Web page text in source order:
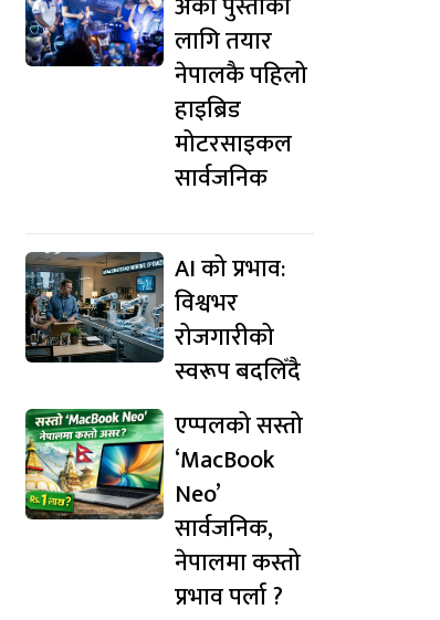
लागि तयार
नेपालकै पहिलो
हाइब्रिड
मोटरसाइकल
सार्वजनिक
AI को प्रभाव:
विश्वभर
रोजगारीको
स्वरूप बदलिँदै
एप्पलको सस्तो
‘MacBook
Neo’
सार्वजनिक,
नेपालमा कस्तो
प्रभाव पर्ला ?